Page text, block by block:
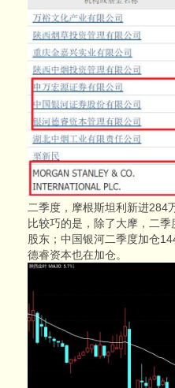
二季度，摩根斯坦利新进284
比较巧的是，除了大摩，二
股东；中国银河二季度加仓
德睿资本也在加仓。